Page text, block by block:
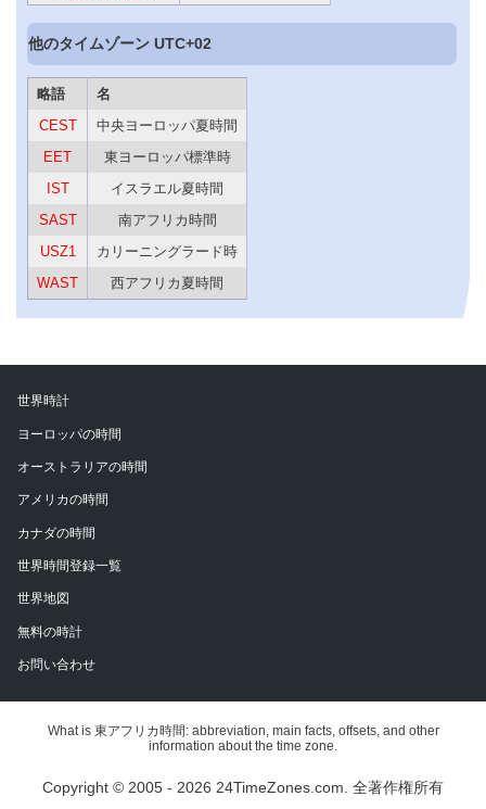
他のタイムゾーン UTC+02
略語
名
CEST
中央ヨーロッパ夏時間
EET
東ヨーロッパ標準時
IST
イスラエル夏時間
SAST
南アフリカ時間
USZ1
カリーニングラード時
WAST
西アフリカ夏時間
世界時計
ヨーロッパの時間
オーストラリアの時間
アメリカの時間
カナダの時間
世界時間登録一覧
世界地図
無料の時計
お問い合わせ
What is 東アフリカ時間: abbreviation, main facts, offsets, and other
information about the time zone.
Copyright © 2005 - 2026 24TimeZones.com. 全著作権所有